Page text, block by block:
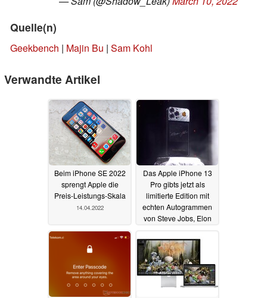
Quelle(n)
Geekbench | Majin Bu | Sam Kohl
Verwandte Artikel
Beim iPhone SE 2022
sprengt Apple die
Preis-Leistungs-Skala
14.04.2022
Das Apple iPhone 13
Pro gibts jetzt als
limitierte Edition mit
echten Autogrammen
von Steve Jobs, Elon